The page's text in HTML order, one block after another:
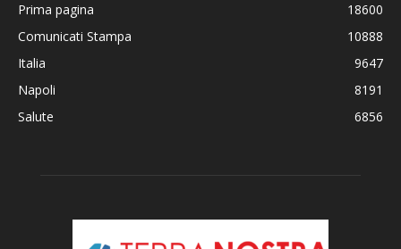
Prima pagina
18600
Comunicati Stampa
10888
Italia
9647
Napoli
8191
Salute
6856